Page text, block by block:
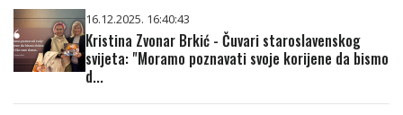
16.12.2025. 16:40:43
Kristina Zvonar Brkić - Čuvari staroslavenskog
svijeta: "Moramo poznavati svoje korijene da bismo
d...